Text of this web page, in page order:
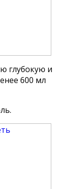
глубокую и
600 мл